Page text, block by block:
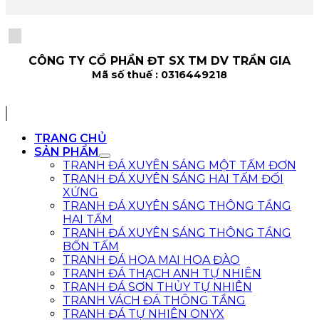
CÔNG TY CỔ PHẦN ĐT SX TM DV TRẦN GIA
Mã số thuế : 0316449218
TRANG CHỦ
SẢN PHẨM
TRANH ĐÁ XUYÊN SÁNG MỘT TẤM ĐƠN
TRANH ĐÁ XUYÊN SÁNG HAI TẤM ĐỐI
XỨNG
TRANH ĐÁ XUYÊN SÁNG THÔNG TẦNG
HAI TẤM
TRANH ĐÁ XUYÊN SÁNG THÔNG TẦNG
BỐN TẤM
TRANH ĐÁ HOA MAI HOA ĐÀO
TRANH ĐÁ THẠCH ANH TỰ NHIÊN
TRANH ĐÁ SƠN THỦY TỰ NHIÊN
TRANH VÁCH ĐÁ THÔNG TẦNG
TRANH ĐÁ TỰ NHIÊN ONYX